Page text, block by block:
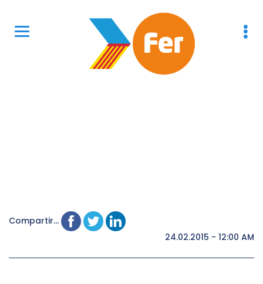
Compartir...
24.02.2015 - 12:00 AM